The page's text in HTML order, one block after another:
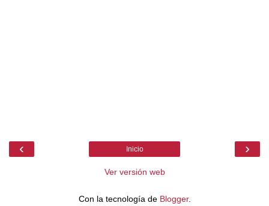
‹ ›
Inicio
Ver versión web
Con la tecnología de Blogger.